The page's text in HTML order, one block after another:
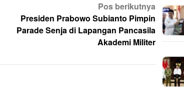
Pos berikutnya
Presiden Prabowo Subianto Pimpin
Parade Senja di Lapangan Pancasila
Akademi Militer